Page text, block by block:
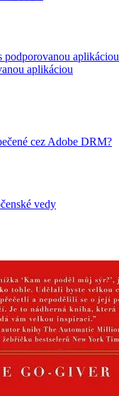
podporovanou aplikáciou
aplikáciou
cez Adobe DRM?
vedy